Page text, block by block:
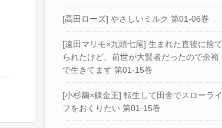
[高田ローズ] やさしいミルク 第01-06巻
[遠田マリモ×九頭七尾] 生まれた直後に捨て
られたけど、前世が大賢者だったので余裕
で生きてます 第01-15巻
[小杉繭×錬金王] 転生して田舎でスローライ
フをおくりたい 第01-15巻